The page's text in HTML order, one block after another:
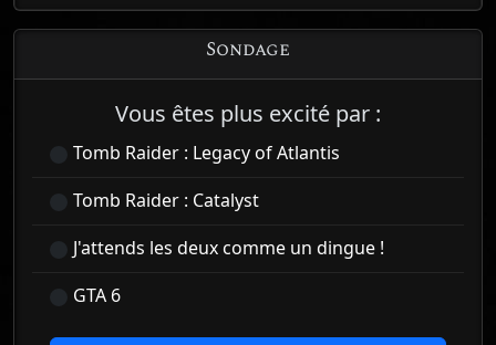
Sondage
Vous êtes plus excité par :
Tomb Raider : Legacy of Atlantis
Tomb Raider : Catalyst
J'attends les deux comme un dingue !
GTA 6